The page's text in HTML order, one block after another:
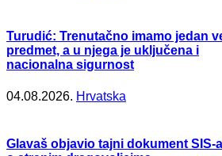
Turudić: Trenutačno imamo jedan
predmet, a u njega je uključena i
nacionalna sigurnost
04.08.2026. Hrvatska
Glavaš objavio tajni dokument SIS-a